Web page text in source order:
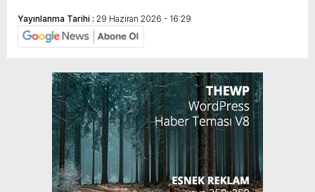
Yayınlanma Tarihi : 29 Haziran 2026 - 16:29